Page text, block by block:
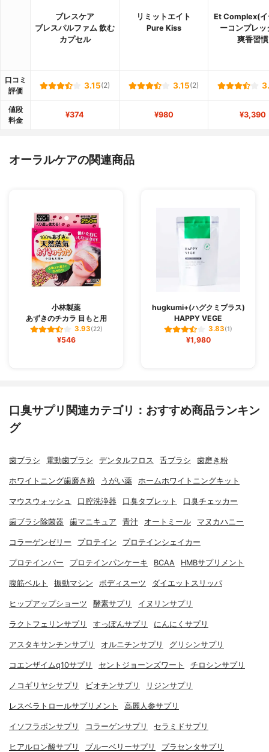
ブレスケア
ブレスパルファム 飲む
カプセル
リミットエイト
Pure Kiss
Et Complex(イ
ーコンプレッ
爽香習慣
口コミ
評価
3.15(2) 3.15(2)
値段
料金
¥374 ¥980 ¥3,390
オーラルケアの関連商品
小林製薬
あずきのチカラ 目もと用
3.93(22)
¥546
hugkumi+(ハグクミプラス)
HAPPY VEGE
3.83(1)
¥1,980
口臭サプリ関連カテゴリ：おすすめ商品ランキン
グ
歯ブラシ 電動歯ブラシ デンタルフロス 舌ブラシ 歯磨き粉
ホワイトニング歯磨き粉 うがい薬 ホームホワイトニングキット
マウスウォッシュ 口腔洗浄器 口臭タブレット 口臭チェッカー
歯ブラシ除菌器 歯マニキュア 青汁 オートミール マヌカハニー
コラーゲンゼリー プロテイン プロテインシェイカー
プロテインバー プロテインパンケーキ BCAA HMBサプリメント
腹筋ベルト 振動マシン ボディスーツ ダイエットスリッパ
ヒップアップショーツ 酵素サプリ イヌリンサプリ
ラクトフェリンサプリ すっぽんサプリ にんにくサプリ
アスタキサンチンサプリ オルニチンサプリ グリシンサプリ
コエンザイムq10サプリ セントジョーンズワート チロシンサプリ
ノコギリヤシサプリ ビオチンサプリ リジンサプリ
レスベラトロールサプリメント 高麗人参サプリ
イソフラボンサプリ コラーゲンサプリ セラミドサプリ
ヒアルロン酸サプリ ブルーベリーサプリ プラセンタサプリ